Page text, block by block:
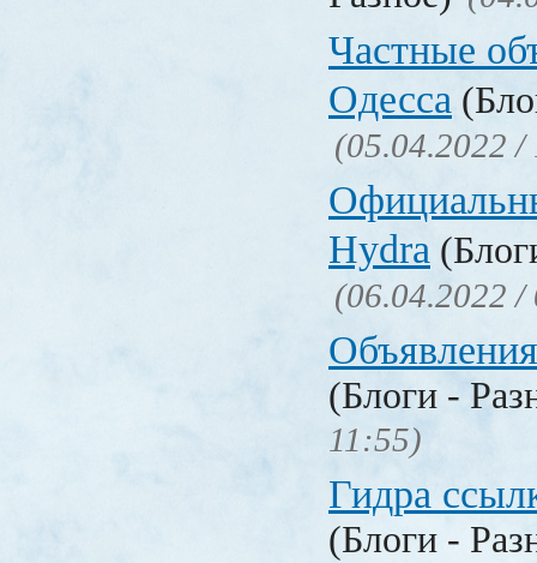
Частные
Одесса
(05.04.2022 /
Hydra
(06.04.2022 /
(Блоги -
11:55)
Гидра
(Блоги -